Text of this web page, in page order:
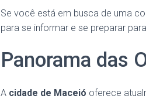
Se você está em busca de uma
para se informar e se preparar
Panorama das
A cidade de Maceió oferece